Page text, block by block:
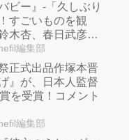
ビー』-「久しぶり
すごいものを観
木杏、春日武彦、
声到着！
編集部
正式出品作塚本晋
』が、日本人監督
を受賞！コメント
編集部